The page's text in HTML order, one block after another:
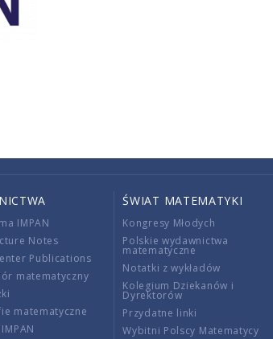
IMPAN
Notes
Publications
matematyczny
matematyczne
ŚWIAT MATEMATYKI
Kongresy Młodych
Polskie wydawnictwa
matematyczne
Notatki z wykładów
Kolegium Dziekanów i
Dyrektorów
Przydatne linki
Wybitni Polscy Matematycy